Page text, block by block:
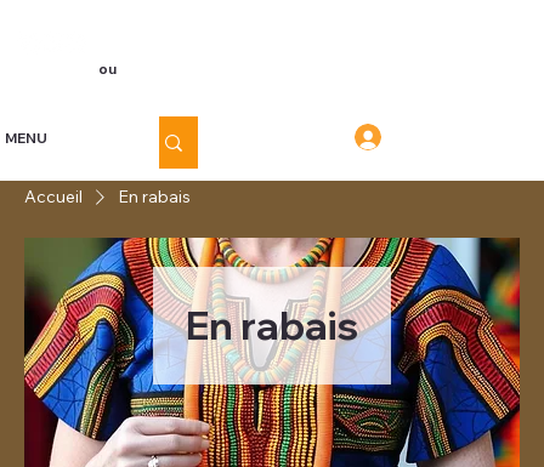
ou
MENU
Accueil En rabais
En rabais